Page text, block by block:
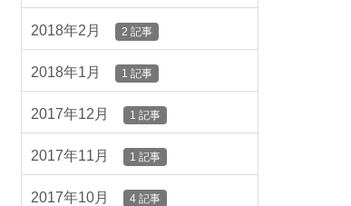
2018年2月 2 記事
2018年1月 1 記事
2017年12月 1 記事
2017年11月 1 記事
2017年10月 4 記事